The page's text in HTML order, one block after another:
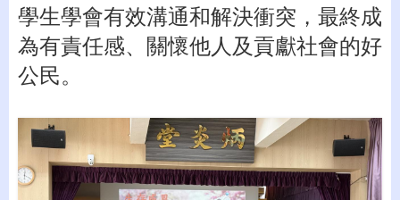
學生學會有效溝通和解決衝突，最終成
為有責任感、關懷他人及貢獻社會的好
公民。